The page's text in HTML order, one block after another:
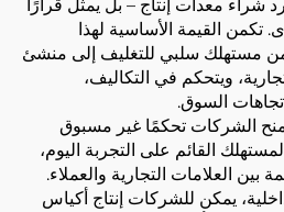
شراء معدات إنتاج – بل يمثل قرارًا
تكمن القيمة الأساسية لهذا
من مستهلك سلبي للتغليف إلى منشئ
ويتحكم في التكاليف،
السوق.
الشركات تحكمًا غير مسبوق
القائم على التجربة اليوم،
بين العلامات التجارية والعملاء.
يمكن للشركات إنتاج أكياس